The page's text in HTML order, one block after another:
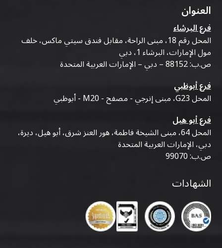
العنوان
فرع البرشاء
المحل رقم 18، مبنى الراحة، مقابل فندق سيتي ماكس، خلف
مول الإمارات، البرشاء 1، دبي
ص.ب: 88152 – دبي – الإمارات العربية المتحدة
فرع أبوظبي
المحل G23، مبنى إنرجي - مصفح - M20 - أبوظبي
فرع أبو هيل
المحل 64، مبنى الشيخة فاطمة، هور العنز شرق، أبو هيل، ديرة،
دبي، الإمارات العربية المتحدة
ص.ب: 99070
الشهادات